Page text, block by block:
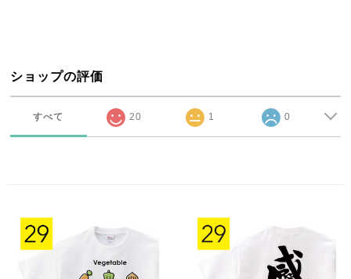
ショップの評価
すべて 20 1 0